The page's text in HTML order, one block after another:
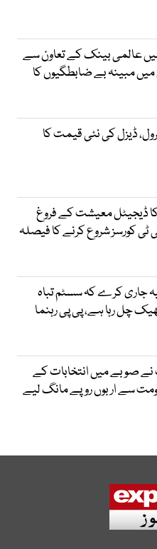
عالمی بینک کے تعاون سے
مبینہ بے ضابطگیوں کا
ڈیزل کی نئی قیمت کا
ڈیجیٹل معیشت کے فروغ
ٹی کورسز شروع کرنے کا فیصلہ
جاری کرے کہ سسٹم تباہ
چل رہا ہے، پی پی رہنما
صوبے میں انتخابات کے
سے اربوں روپے مانگ لیے